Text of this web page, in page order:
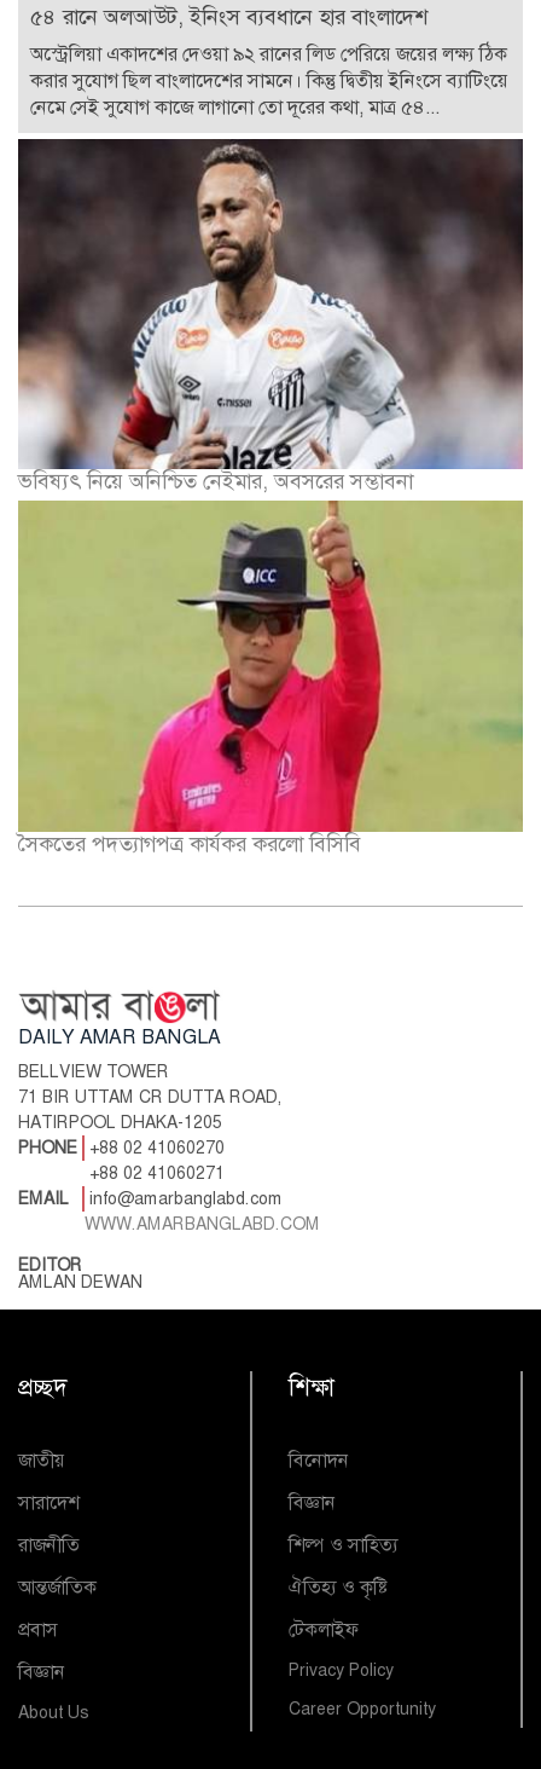
৫৪ রানে অলআউট, ইনিংস ব্যবধানে হার বাংলাদেশ
অস্ট্রেলিয়া একাদশের দেওয়া ৯২ রানের লিড পেরিয়ে জয়ের লক্ষ্য ঠিক
করার সুযোগ ছিল বাংলাদেশের সামনে। কিন্তু দ্বিতীয় ইনিংসে ব্যাটিংয়ে
নেমে সেই সুযোগ কাজে লাগানো তো দূরের কথা, মাত্র ৫৪...
ভবিষ্যৎ নিয়ে অনিশ্চিত নেইমার, অবসরের সম্ভাবনা
সৈকতের পদত্যাগপত্র কার্যকর করলো বিসিবি
DAILY AMAR BANGLA
BELLVIEW TOWER
71 BIR UTTAM CR DUTTA ROAD,
HATIRPOOL DHAKA-1205
PHONE
+88 02 41060270
+88 02 41060271
EMAIL
info@amarbanglabd.com
WWW.AMARBANGLABD.COM
EDITOR
AMLAN DEWAN
প্রচ্ছদ
জাতীয়
সারাদেশ
রাজনীতি
আন্তর্জাতিক
প্রবাস
বিজ্ঞান
About Us
শিক্ষা
বিনোদন
বিজ্ঞান
শিল্প ও সাহিত্য
ঐতিহ্য ও কৃষ্টি
টেকলাইফ
Privacy Policy
Career Opportunity